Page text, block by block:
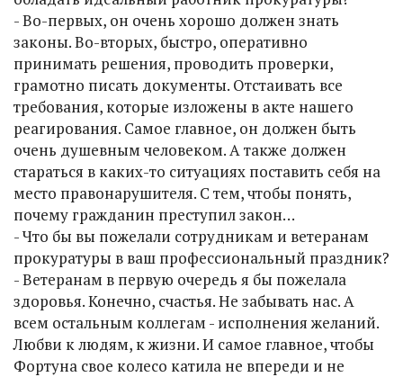
- Во-первых, он очень хорошо должен знать
законы. Во-вторых, быстро, оперативно
принимать решения, проводить проверки,
грамотно писать документы. Отстаивать все
требования, которые изложены в акте нашего
реагирования. Самое главное, он должен быть
очень душевным человеком. А также должен
стараться в каких-то ситуациях поставить себя на
место правонарушителя. С тем, чтобы понять,
почему гражданин преступил закон…
- Что бы вы пожелали сотрудникам и ветеранам
прокуратуры в ваш профессиональный праздник?
- Ветеранам в первую очередь я бы пожелала
здоровья. Конечно, счастья. Не забывать нас. А
всем остальным коллегам - исполнения желаний.
Любви к людям, к жизни. И самое главное, чтобы
Фортуна свое колесо катила не впереди и не